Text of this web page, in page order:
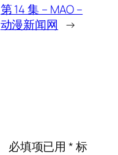
第 14 集 – MAO –
动漫新闻网 →
必填项已用*标